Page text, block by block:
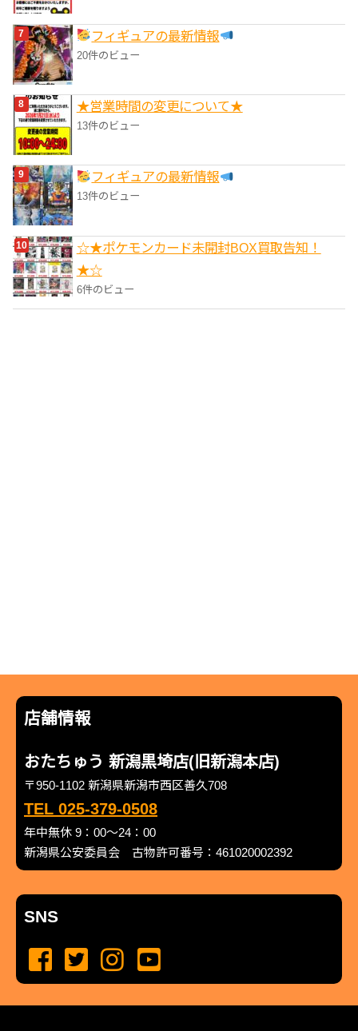
フィギュアの最新情報
20件のビュー
★営業時間の変更について★
13件のビュー
フィギュアの最新情報
13件のビュー
☆★ポケモンカード未開封BOX買取告知！
★☆
6件のビュー
店舗情報
おたちゅう 新潟黒埼店(旧新潟本店)
〒950-1102 新潟県新潟市西区善久708
TEL 025-379-0508
年中無休 9：00～24：00
新潟県公安委員会 古物許可番号：461020002392
SNS